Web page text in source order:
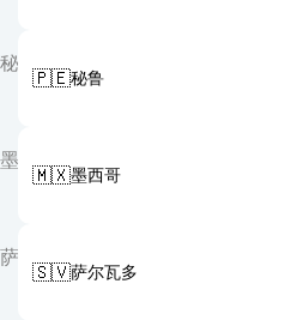
秘
🇵🇪秘鲁
墨
🇲🇽墨西哥
萨
🇸🇻萨尔瓦多